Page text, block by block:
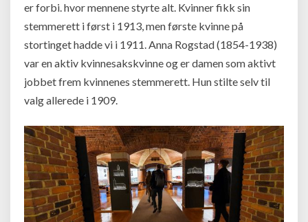
er forbi. hvor mennene styrte alt. Kvinner fikk sin
stemmerett i først i 1913, men første kvinne på
stortinget hadde vi i 1911. Anna Rogstad (1854-1938)
var en aktiv kvinnesakskvinne og er damen som aktivt
jobbet frem kvinnenes stemmerett. Hun stilte selv til
valg allerede i 1909.